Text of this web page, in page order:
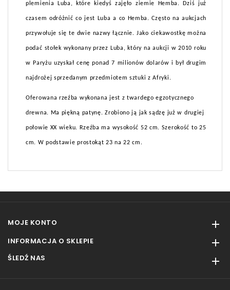
plemienia Luba, które kiedyś zajęło ziemie Hemba. Dziś już
czasem odróżnić co jest Luba a co Hemba. Często na aukcjach
przywołuje się te dwie nazwy łącznie. Jako ciekawostkę można
podać stołek wykonany przez Luba, który na aukcji w 2010 roku
w Paryżu uzyskał cenę ponad 7 milionów dolarów i był drugim
najdrożej sprzedanym przedmiotem sztuki z Afryki.
Oferowana rzeźba wykonana jest z twardego egzotycznego
drewna. Ma piękną patynę. Zrobiono ją jak sądzę już w drugiej
połowie XX wieku. Rzeźba ma wysokość 52 cm. Szerokość to 25
cm. W podstawie prostokąt 23 na 22 cm.
MOJE KONTO 
INFORMACJA O SKLEPIE 
ŚLEDŹ NAS 